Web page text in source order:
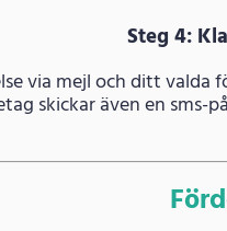
Steg 4:
via mejl och ditt
skickar även en sms-